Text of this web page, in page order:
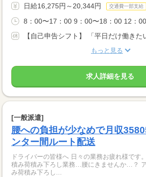
日給16,275円～20,344円 交通費一部支給
8：00〜17：00 9：00〜18：00 12：
【自己申告シフト】 「平日だけ働きた
もっと見る
求人詳細を見る
[一般派遣]
腰への負担が少なめで月収
ンター間ルート配送
ドライバーの皆様へ 日々の業務お疲れ様です。 1日に何度もある、
積み荷積み下ろし業務…腰にきませんか…？ アズスタッフなら ◇積
み荷積み下ろし...